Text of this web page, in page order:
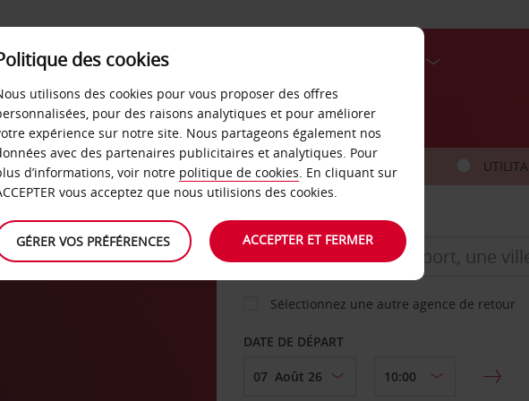
LIBRE-SERVICE
VOITURE
AGENCE DE DÉPART
Sélectionnez une autre agence de retour
DATE DE DÉPART
des cookies
utilisons des cookies pour vous proposer des offres
pour des raisons analytiques et pour améliorer
expérience sur notre site. Nous partageons également nos
avec des partenaires publicitaires et analytiques. Pour
d’informations, voir notre politique de cookies. En cliquant sur
vous acceptez que nous utilisions des cookies.
GÉRER VOS PRÉFÉRENCES ACCEPTER ET FERMER